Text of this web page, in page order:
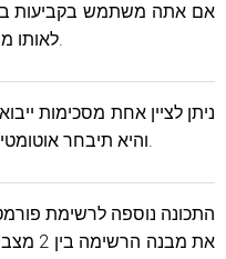
אם אתה משתמש בקביעות
לאותו מרווח בעתיד (לדוגמה, לשבוע קדימה).
ניתן לציין אחת מסכימות
והיא תיבחר אוטומטית כשתפתח את דף ייבוא/ייצוא וידאו.
התכונה נוספה לרשימת
את